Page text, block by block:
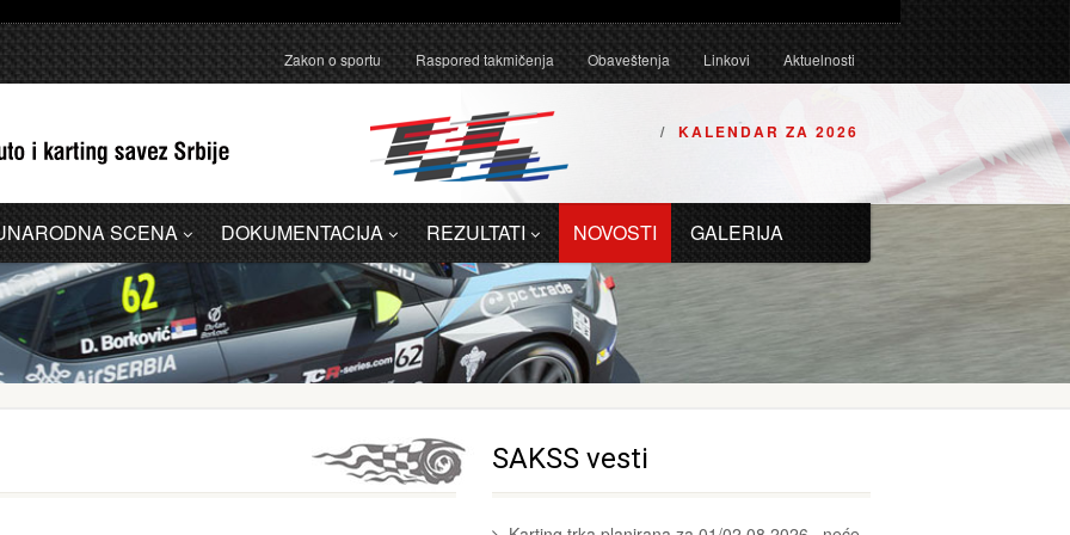
Zakon o sportu Raspored takmičenja Obaveštenja Linkovi Aktuelnosti
KALENDAR ZA 2026
SCENA DOKUMENTACIJA REZULTATI NOVOSTI GALERIJA
SAKSS vesti